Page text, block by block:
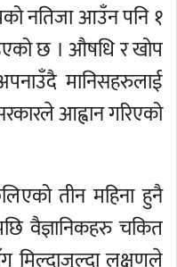
नतिजा आउँन पनि १
छ । औषधि र खोप
मानिसहरुलाई
आह्वान गरिएको
तीन महिना हुनै
वैज्ञानिकहरु चकित